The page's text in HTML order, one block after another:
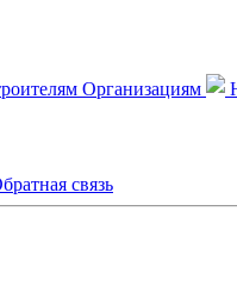
Организациям
связь